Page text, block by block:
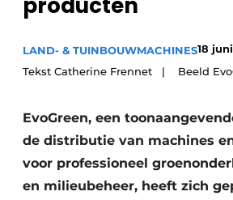
Privacy / Cookie statement
LAND- & TUINBOUWMACHINES18
Tekst Catherine Frennet | Beeld
EvoGreen, een
de distributie van machines
voor professioneel
en milieubeheer, heeft zich